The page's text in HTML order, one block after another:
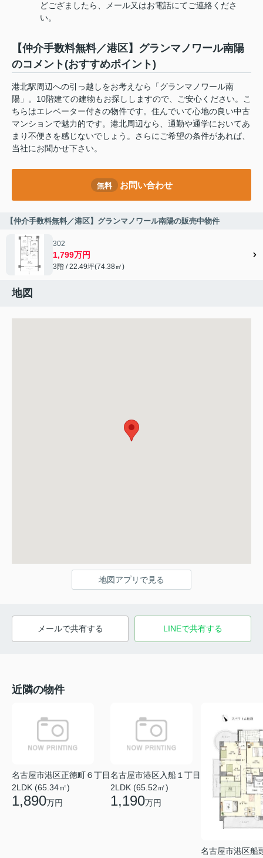
どござましたら、メール又はお電話にてご連絡くださ
い。
【仲介手数料無料／港区】グランマノワール南陽
のコメント(おすすめポイント)
港北駅周辺への引っ越しをお考えなら「グランマノワール南
陽」。10階建ての建物もお探ししますので、ご安心ください。こ
ちらはエレベーター付きの物件です。住んでいて心地の良い中古
マンションで魅力的です。港北周辺なら、通勤や通学においてあ
まり不便さを感じないでしょう。さらにご希望の条件があれば、
当社にお聞かせ下さい。
無料 お問い合わせ
【仲介手数料無料／港区】グランマノワール南陽の販売中物件
302
1,799万円
3階 / 22.49坪(74.38㎡)
地図
地図アプリで見る
メールで共有する LINEで共有する
近隣の物件
名古屋市港区正徳町６丁目
2LDK (65.34㎡)
1,890万円
名古屋市港区入船１丁目
2LDK (65.52㎡)
1,190万円
名古屋市港区船